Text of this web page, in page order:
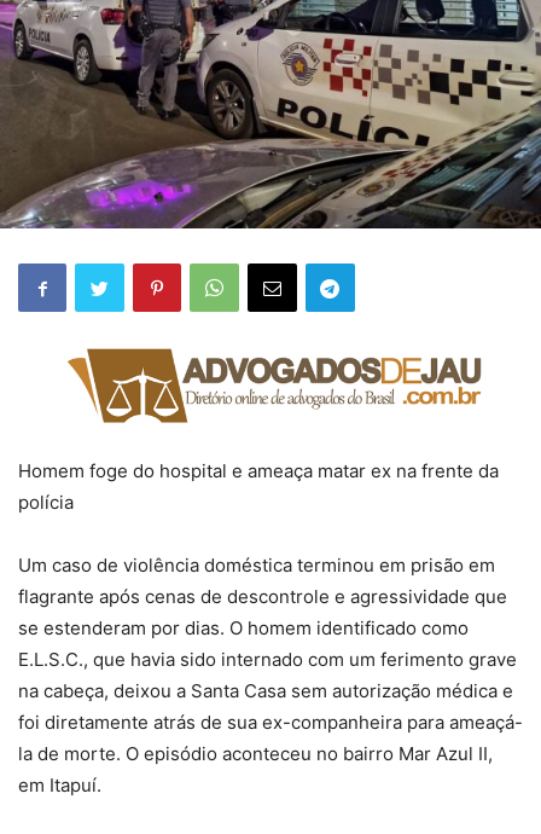
Homem foge do hospital e ameaça matar ex na frente da
polícia
Um caso de violência doméstica terminou em prisão em
flagrante após cenas de descontrole e agressividade que
se estenderam por dias. O homem identificado como
E.L.S.C., que havia sido internado com um ferimento grave
na cabeça, deixou a Santa Casa sem autorização médica e
foi diretamente atrás de sua ex-companheira para ameaçá-
la de morte. O episódio aconteceu no bairro Mar Azul II,
em Itapuí.